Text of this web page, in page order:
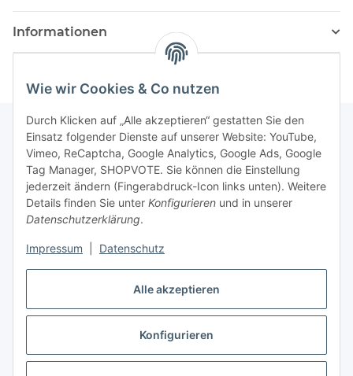
Alle akzeptieren
Konfigurieren
Wie wir Cookies & Co nutzen
Durch Klicken auf „Alle akzeptieren“ gestatten Sie den
Einsatz folgender Dienste auf unserer Website: YouTube,
Vimeo, ReCaptcha, Google Analytics, Google Ads, Google
Tag Manager, SHOPVOTE. Sie können die Einstellung
jederzeit ändern (Fingerabdruck-Icon links unten). Weitere
Details finden Sie unter Konfigurieren und in unserer
Datenschutzerklärung.
Impressum Datenschutz
Informationen
Newsletter Abonnieren
Bitte senden Sie mir entsprechend Ihrer
Datenschutzerklärung
regelmäßig und jederzeit widerruflich
Informationen zu Ihrem Produktsortiment per E-Mail zu.
Abonnieren
Newsletter Abonnieren
Vertrag widerrufen
* Alle Preise inkl. gesetzlicher USt., zzgl.Versand